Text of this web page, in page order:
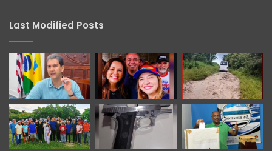
Last Modified Posts